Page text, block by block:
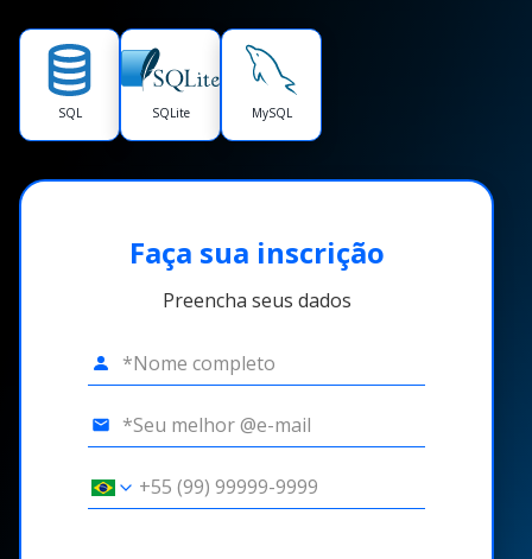
SQL SQLite MySQL
Faça sua inscrição
Preencha seus dados